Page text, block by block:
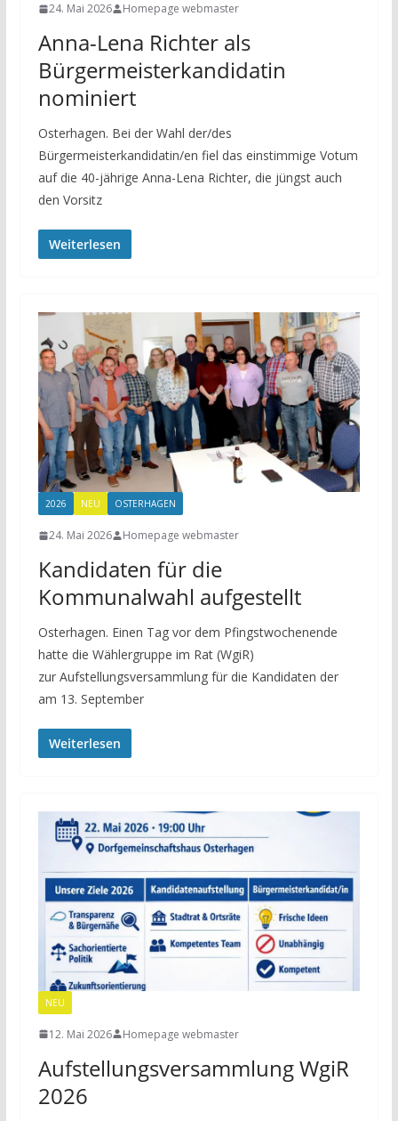
24. Mai 2026 Homepage webmaster
Anna-Lena Richter als
Bürgermeisterkandidatin
nominiert
Osterhagen. Bei der Wahl der/des
Bürgermeisterkandidatin/en fiel das einstimmige Votum
auf die 40-jährige Anna-Lena Richter, die jüngst auch
den Vorsitz
Weiterlesen
2026 NEU OSTERHAGEN
24. Mai 2026 Homepage webmaster
Kandidaten für die
Kommunalwahl aufgestellt
Osterhagen. Einen Tag vor dem Pfingstwochenende
hatte die Wählergruppe im Rat (WgiR)
zur Aufstellungsversammlung für die Kandidaten der
am 13. September
Weiterlesen
NEU
12. Mai 2026 Homepage webmaster
Aufstellungsversammlung WgiR
2026